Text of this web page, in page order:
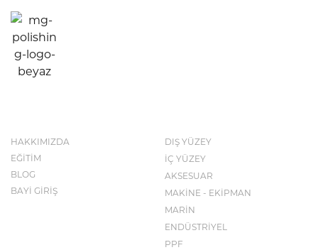
HAKKIMIZDA
EĞİTİM
BLOG
BAYİ GİRİŞ
DIŞ YÜZEY
İÇ YÜZEY
AKSESUAR
MAKİNE - EKİPMAN
MARİN
ENDÜSTRİYEL
PPF